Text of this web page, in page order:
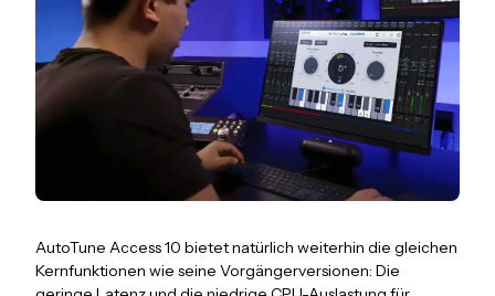
AutoTune Access 10 bietet natürlich weiterhin die gleichen
Kernfunktionen wie seine Vorgängerversionen: Die